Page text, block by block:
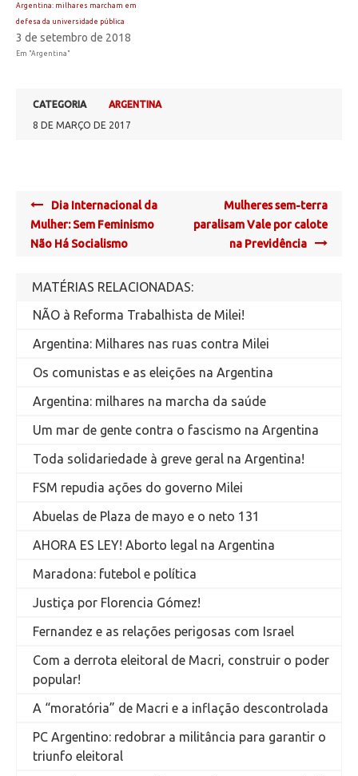
Argentina: milhares marcham em
defesa da universidade pública
3 de setembro de 2018
Em "Argentina"
CATEGORIA
ARGENTINA
8 DE MARÇO DE 2017
Post
navigation
Dia Internacional da
Mulher: Sem Feminismo
Não Há Socialismo
Mulheres sem-terra
paralisam Vale por calote
na Previdência
MATÉRIAS RELACIONADAS:
NÃO à Reforma Trabalhista de Milei!
Argentina: Milhares nas ruas contra Milei
Os comunistas e as eleições na Argentina
Argentina: milhares na marcha da saúde
Um mar de gente contra o fascismo na Argentina
Toda solidariedade à greve geral na Argentina!
FSM repudia ações do governo Milei
Abuelas de Plaza de mayo e o neto 131
AHORA ES LEY! Aborto legal na Argentina
Maradona: futebol e política
Justiça por Florencia Gómez!
Fernandez e as relações perigosas com Israel
Com a derrota eleitoral de Macri, construir o poder
popular!
A “moratória” de Macri e a inflação descontrolada
PC Argentino: redobrar a militância para garantir o
triunfo eleitoral